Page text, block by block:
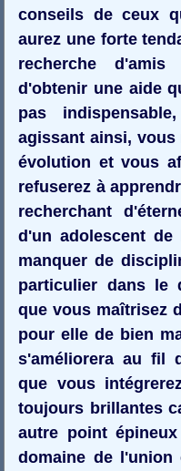
conseils de ceux
aurez une forte
recherche
d'obtenir une aide
pas
agissant ainsi, vous
évolution et vous
refuserez à
recherchant
d'un adolescent
manquer de
particulier dans le
que vous maîtrisez
pour elle de bien
s'améliorera au fil
que vous
toujours brillantes
autre point
domaine de l'union